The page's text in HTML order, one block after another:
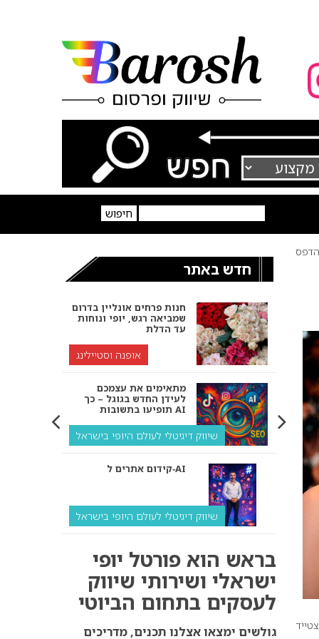
הדפס
חדש באתר
חנות פרחים אונליין בדרום
שמביאה רגש, יופי ונוחות
עד הדלת
אופנה וסטיילינג
מתאימים את עצמכם
לעידן החדש בגוגל – כך
תופיעו בתשובות AI
שיווק דיגיטלי לעולם היופי בישראל
קידום אתרים ל‑AI
שיווק דיגיטלי לעולם היופי בישראל
ולמה העסק שלך צריך
שיווק דיגיטלי לעסקים
קידום ל‑AI לעומת קידום
בראש הוא פורטל יופי
ישראלי ושירותי שיווק
לעסקים בתחום הביוטי
גולשים ימצאו אצלנו תכנים, מדריכים